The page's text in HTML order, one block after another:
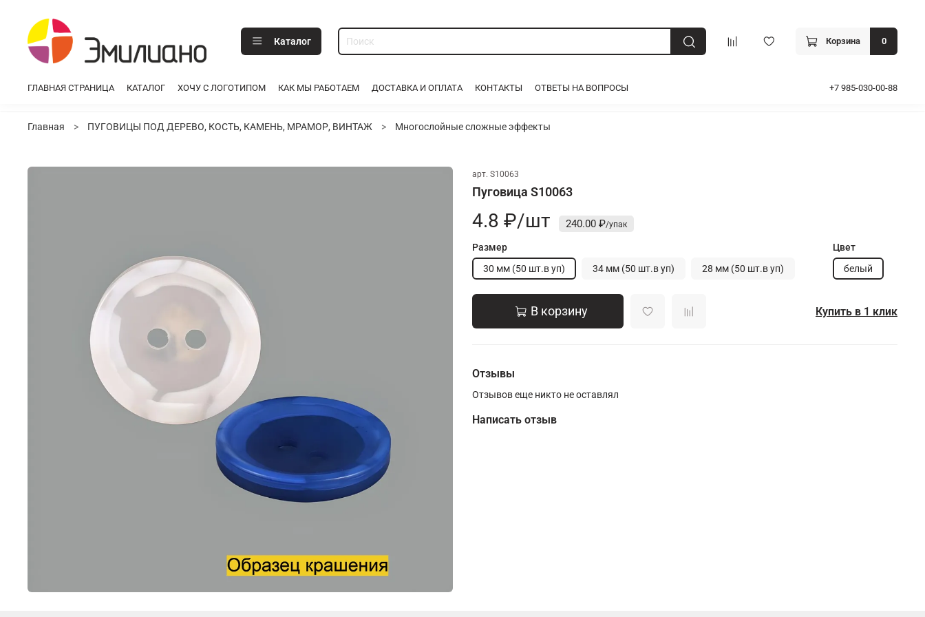
Каталог Корзина 0
ГЛАВНАЯ СТРАНИЦА КАТАЛОГ ХОЧУ С ЛОГОТИПОМ КАК МЫ РАБОТАЕМ ДОСТАВКА И ОПЛАТА КОНТАКТЫ ОТВЕТЫ НА ВОПРОСЫ +7 985-030-00-88
Главная ПУГОВИЦЫ ПОД ДЕРЕВО, КОСТЬ, КАМЕНЬ, МРАМОР, ВИНТАЖ Многослойные сложные эффекты
арт. S10063
Пуговица S10063
4.8 ₽/шт 240.00 ₽
Размер
30 мм (50 шт.в уп)
34 мм (50 шт.в уп) 28 мм (50 шт.в уп)
Цвет
белый
В корзину Купить в 1 клик
Отзывы
Отзывов еще никто не оставлял
Написать отзыв